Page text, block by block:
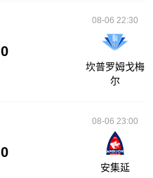
0
08-06 22:30
坎普罗姆戈梅
尔
0
08-06 23:00
安集延